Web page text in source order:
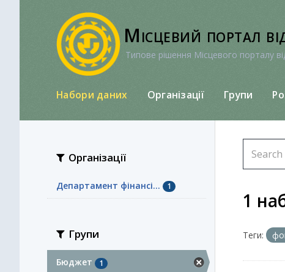
Місцевий портал
Типове рішення Місцевого порталу
Набори даних Організації Групи
Організації
Департамент фінансі... 1
Групи
Бюджет 1
1
Теги: